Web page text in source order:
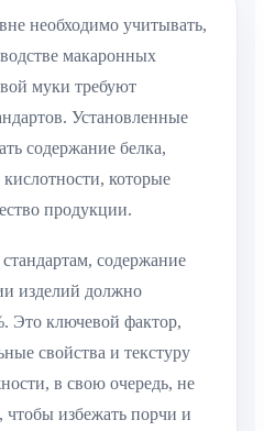
необходимо учитывать,
макаронных
муки требуют
Установленные
содержание белка,
которые
продукции.
содержание
изделий должно
Это ключевой фактор,
свойства и текстуру
в свою очередь, не
избежать порчи и